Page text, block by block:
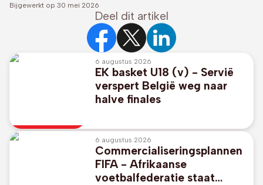
Bijgewerkt op 30 mei 2026
Deel dit artikel
6 augustus 2026
EK basket U18 (v) - Servië
verspert België weg naar
halve finales
6 augustus 2026
Commercialiseringsplannen
FIFA - Afrikaanse
voetbalfederatie staat